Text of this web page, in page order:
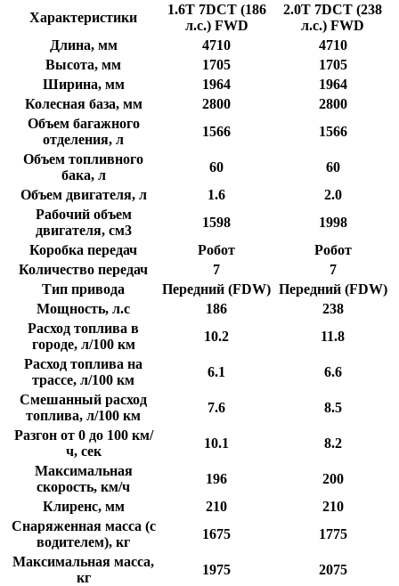
Характеристики
1.6T 7DCT (186
л.с.) FWD
2.0T 7DCT (238
л.с.) FWD
Длина, мм
4710
4710
Высота, мм
1705
1705
Ширина, мм
1964
1964
Колесная база, мм
2800
2800
Объем багажного
отделения, л
1566
1566
Объем топливного
бака, л
60
60
Объем двигателя, л
1.6
2.0
Рабочий объем
двигателя, см3
1598
1998
Коробка передач
Робот
Робот
Количество передач
7
7
Тип привода
Передний (FDW) Передний (FDW)
Мощность, л.с
186
238
Расход топлива в
городе, л/100 км
10.2
11.8
Расход топлива на
трассе, л/100 км
6.1
6.6
Смешанный расход
топлива, л/100 км
7.6
8.5
Разгон от 0 до 100 км/
ч, сек
10.1
8.2
Максимальная
скорость, км/ч
196
200
Клиренс, мм
210
210
Снаряженная масса (с
водителем), кг
1675
1775
Максимальная масса,
кг
1975 2075